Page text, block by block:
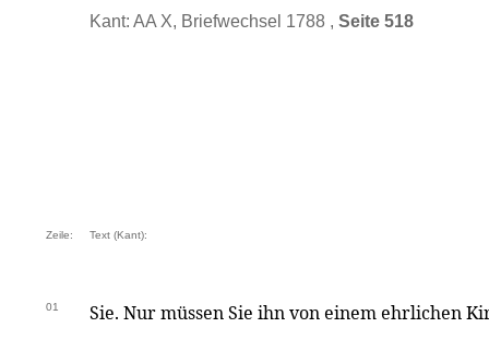
Kant: AA X, Briefwechsel 1788 , Seite 518
Zeile: Text (Kant):
01 Sie. Nur müssen Sie ihn von einem ehrlichen